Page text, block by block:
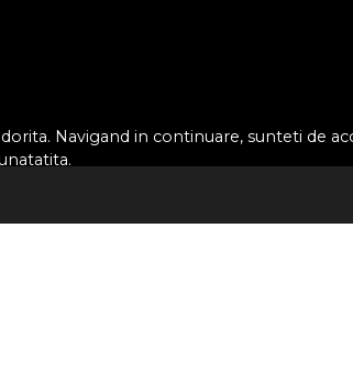
Navigand in continuare, sunteti de